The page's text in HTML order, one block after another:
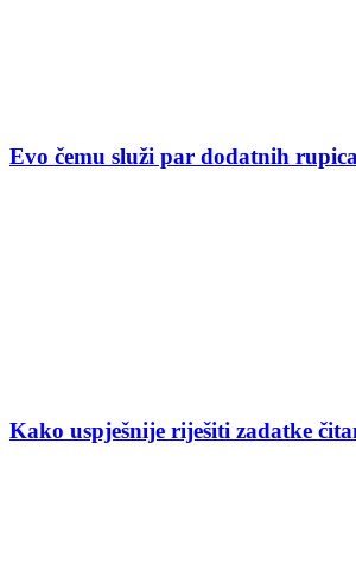
Evo čemu služi par dodatnih
Kako uspješnije riješiti zadatke